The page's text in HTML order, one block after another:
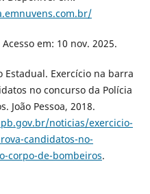
em: 10 nov. 2025.
Estadual. Exercício na barra
no concurso da Polícia
João Pessoa, 2018.
noticias/exercicio-
candidatos-no-
corpo-de-bombeiros.